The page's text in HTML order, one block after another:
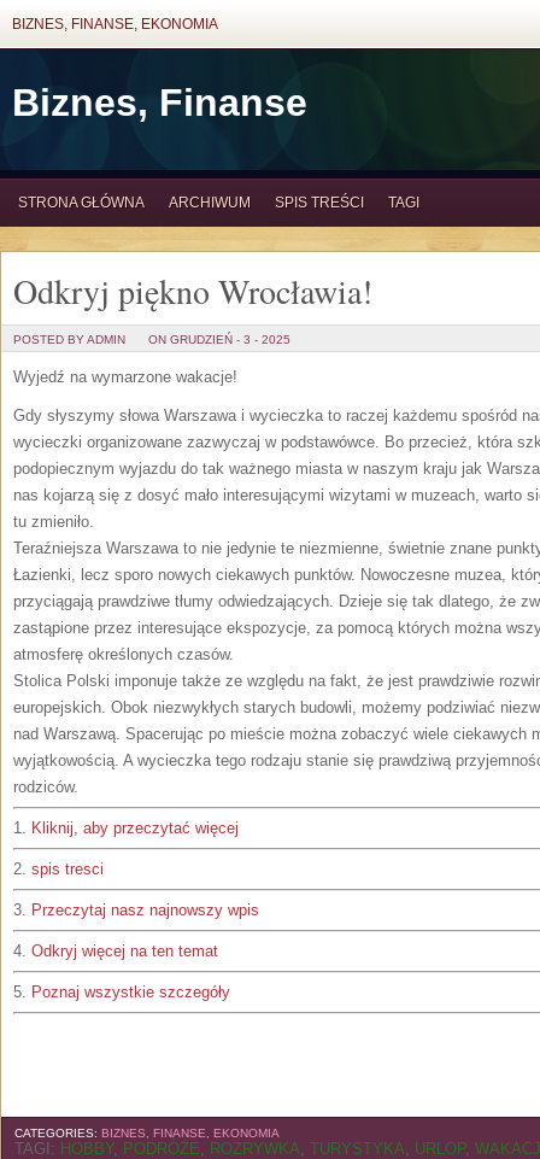
BIZNES, FINANSE, EKONOMIA
Biznes, Finanse
STRONA GŁÓWNA ARCHIWUM SPIS TREŚCI TAGI
Odkryj piękno Wrocławia!
POSTED BY ADMIN ON GRUDZIEŃ - 3 - 2025
Wyjedź na wymarzone wakacje!
Gdy słyszymy słowa Warszawa i wycieczka to raczej każdemu spośród
wycieczki organizowane zazwyczaj w podstawówce. Bo przecież, która
podopiecznym wyjazdu do tak ważnego miasta w naszym kraju jak
nas kojarzą się z dosyć mało interesującymi wizytami w muzeach, warto
tu zmieniło.
Teraźniejsza Warszawa to nie jedynie te niezmienne, świetnie znane
Łazienki, lecz sporo nowych ciekawych punktów. Nowoczesne muzea,
przyciągają prawdziwe tłumy odwiedzających. Dzieje się tak dlatego, że
zastąpione przez interesujące ekspozycje, za pomocą których można
atmosferę określonych czasów.
Stolica Polski imponuje także ze względu na fakt, że jest prawdziwie
europejskich. Obok niezwykłych starych budowli, możemy podziwiać
nad Warszawą. Spacerując po mieście można zobaczyć wiele ciekawych
wyjątkowością. A wycieczka tego rodzaju stanie się prawdziwą
rodziców.
1. Kliknij, aby przeczytać więcej
2. spis tresci
3. Przeczytaj nasz najnowszy wpis
4. Odkryj więcej na ten temat
5. Poznaj wszystkie szczegóły
CATEGORIES: BIZNES, FINANSE, EKONOMIA
TAGI: HOBBY, PODRÓŻE, ROZRYWKA, TURYSTYKA, URLOP,